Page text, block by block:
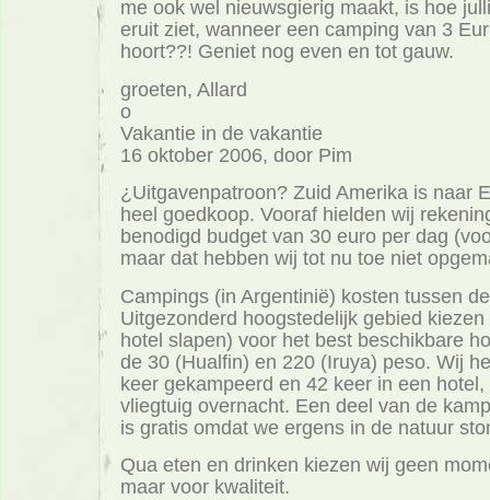
me ook wel nieuwsgierig maakt, is hoe
eruit ziet, wanneer een camping van 3
hoort??! Geniet nog even en tot gauw.
groeten, Allard
o
Vakantie in de vakantie
16 oktober 2006, door Pim
¿Uitgavenpatroon? Zuid Amerika is naar
heel goedkoop. Vooraf hielden wij
benodigd budget van 30 euro per dag
maar dat hebben wij tot nu toe niet
Campings (in Argentinië) kosten tussen
Uitgezonderd hoogstedelijk gebied
hotel slapen) voor het best beschikbare
de 30 (Hualfin) en 220 (Iruya) peso. Wij
keer gekampeerd en 42 keer in een
vliegtuig overnacht. Een deel van de
is gratis omdat we ergens in de natuur
Qua eten en drinken kiezen wij geen
maar voor kwaliteit.